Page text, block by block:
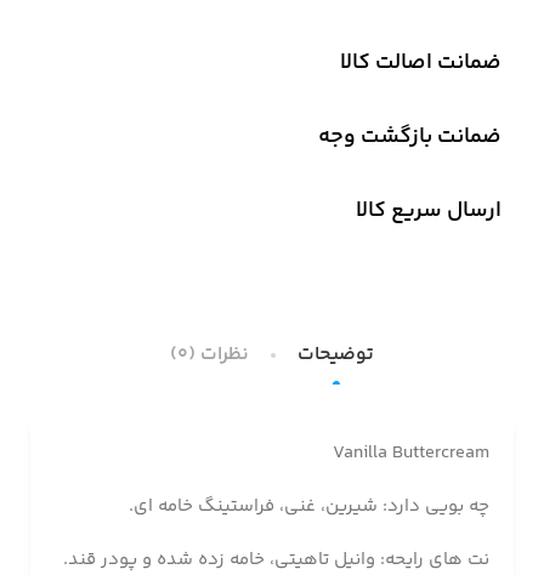
ضمانت اصالت کالا
ضمانت بازگشت وجه
ارسال سریع کالا
توضیحات نظرات (0)
Vanilla Buttercream
چه بویی دارد: شیرین، غنی، فراستینگ خامه ای.
نت های رایحه: وانیل تاهیتی، خامه زده شده و پودر قند.